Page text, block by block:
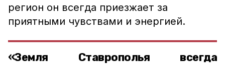
регион он всегда приезжает за
приятными чувствами и энергией.
«Земля Ставрополья всегда